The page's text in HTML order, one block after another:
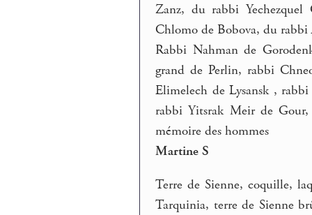
Zanz, du rabbi
Chlomo de Bobova, du rabbi
Rabbi Nahman de
grand de Perlin, rabbi
Elimelech de Lysansk ,
rabbi Yitsrak Meir de
mémoire des hommes
Martine S
Terre de Sienne, coquille,
Tarquinia, terre de Sienne